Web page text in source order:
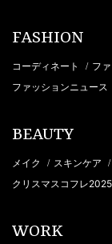
FASHION
コーディネート / フ
ファッションニュース
BEAUTY
メイク / スキンケア /
クリスマスコフレ2025
WORK